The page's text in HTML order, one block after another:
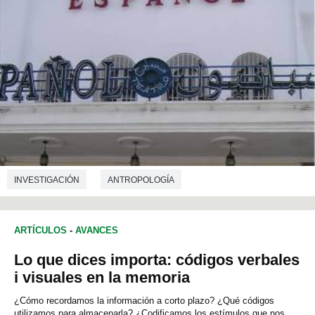
INVESTIGACIÓN ANTROPOLOGÍA
ARTÍCULOS - AVANCES
Lo que dices importa: códigos verbales
i visuales en la memoria
¿Cómo recordamos la información a corto plazo? ¿Qué códigos